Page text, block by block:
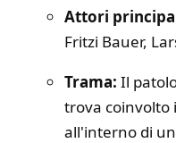
Attori
Fritzi Bauer,
Trama: Il
trova coinvolto
all'interno di